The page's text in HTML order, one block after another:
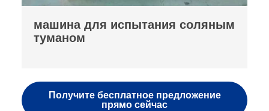
измеритель плотности
уплотнения порошка
Получите бесплатное предложение
прямо сейчас